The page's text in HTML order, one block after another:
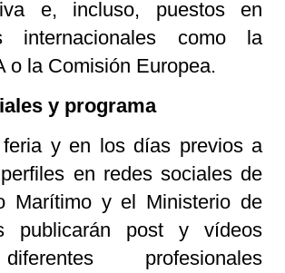
e, incluso, puestos en
internacionales como la
o la Comisión Europea.
y programa
y en los días previos a
en redes sociales de
Marítimo y el Ministerio de
publicarán post y vídeos
profesionales